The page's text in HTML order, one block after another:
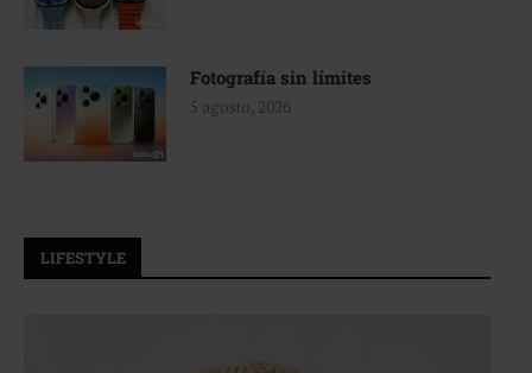
Fotografía sin límites
5 agosto, 2026
LIFESTYLE